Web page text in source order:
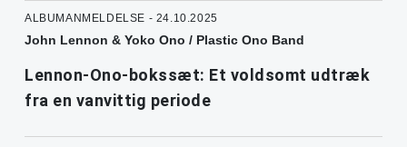
ALBUMANMELDELSE - 24.10.2025
John Lennon & Yoko Ono / Plastic Ono Band
Lennon-Ono-bokssæt: Et voldsomt udtræk
fra en vanvittig periode